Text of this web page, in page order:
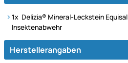
1x Delizia® Mineral-Leckstein
Insektenabwehr
Herstellerangaben